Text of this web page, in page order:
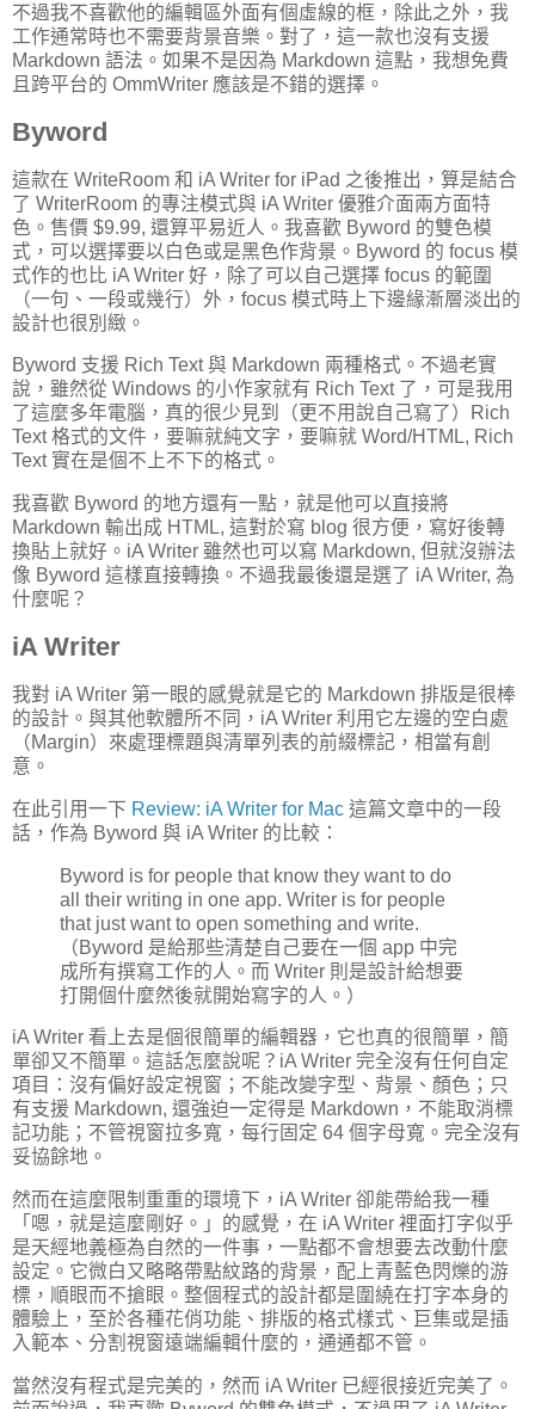
不過我不喜歡他的編輯區外面有個虛線的框，除此之外，我
工作通常時也不需要背景音樂。對了，這一款也沒有支援
Markdown 語法。如果不是因為 Markdown 這點，我想免費
且跨平台的 OmmWriter 應該是不錯的選擇。
Byword
這款在 WriteRoom 和 iA Writer for iPad 之後推出，算是結合
了 WriterRoom 的專注模式與 iA Writer 優雅介面兩方面特
色。售價 $9.99, 還算平易近人。我喜歡 Byword 的雙色模
式，可以選擇要以白色或是黑色作背景。Byword 的 focus 模
式作的也比 iA Writer 好，除了可以自己選擇 focus 的範圍
（一句、一段或幾行）外，focus 模式時上下邊緣漸層淡出的
設計也很別緻。
Byword 支援 Rich Text 與 Markdown 兩種格式。不過老實
說，雖然從 Windows 的小作家就有 Rich Text 了，可是我用
了這麼多年電腦，真的很少見到（更不用說自己寫了）Rich
Text 格式的文件，要嘛就純文字，要嘛就 Word/HTML, Rich
Text 實在是個不上不下的格式。
我喜歡 Byword 的地方還有一點，就是他可以直接將
Markdown 輸出成 HTML, 這對於寫 blog 很方便，寫好後轉
換貼上就好。iA Writer 雖然也可以寫 Markdown, 但就沒辦法
像 Byword 這樣直接轉換。不過我最後還是選了 iA Writer, 為
什麼呢？
iA Writer
我對 iA Writer 第一眼的感覺就是它的 Markdown 排版是很棒
的設計。與其他軟體所不同，iA Writer 利用它左邊的空白處
（Margin）來處理標題與清單列表的前綴標記，相當有創
意。
在此引用一下 Review: iA Writer for Mac 這篇文章中的一段
話，作為 Byword 與 iA Writer 的比較：
Byword is for people that know they want to do
all their writing in one app. Writer is for people
that just want to open something and write.
（Byword 是給那些清楚自己要在一個 app 中完
成所有撰寫工作的人。而 Writer 則是設計給想要
打開個什麼然後就開始寫字的人。）
iA Writer 看上去是個很簡單的編輯器，它也真的很簡單，簡
單卻又不簡單。這話怎麼說呢？iA Writer 完全沒有任何自定
項目：沒有偏好設定視窗；不能改變字型、背景、顏色；只
有支援 Markdown, 還強迫一定得是 Markdown，不能取消標
記功能；不管視窗拉多寬，每行固定 64 個字母寬。完全沒有
妥協餘地。
然而在這麼限制重重的環境下，iA Writer 卻能帶給我一種
「嗯，就是這麼剛好。」的感覺，在 iA Writer 裡面打字似乎
是天經地義極為自然的一件事，一點都不會想要去改動什麼
設定。它微白又略略帶點紋路的背景，配上青藍色閃爍的游
標，順眼而不搶眼。整個程式的設計都是圍繞在打字本身的
體驗上，至於各種花俏功能、排版的格式樣式、巨集或是插
入範本、分割視窗遠端編輯什麼的，通通都不管。
當然沒有程式是完美的，然而 iA Writer 已經很接近完美了。